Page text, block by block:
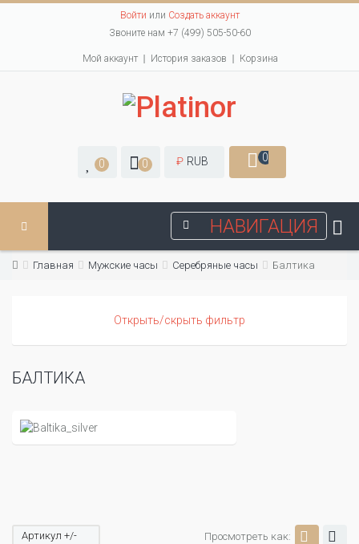
Войти или Создать аккаунт
Звоните нам +7 (499) 505-50-60
Мой аккаунт История заказов Корзина
0 0 ₽ RUB 0
НАВИГАЦИЯ
Главная Мужские часы Серебряные часы Балтика
Открыть/скрыть фильтр
БАЛТИКА
Просмотреть как:
Артикул +/-